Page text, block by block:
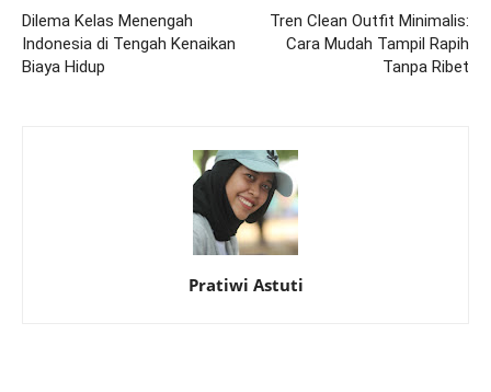
Dilema Kelas Menengah
Indonesia di Tengah Kenaikan
Biaya Hidup
Tren Clean Outfit Minimalis:
Cara Mudah Tampil Rapih
Tanpa Ribet
Pratiwi Astuti